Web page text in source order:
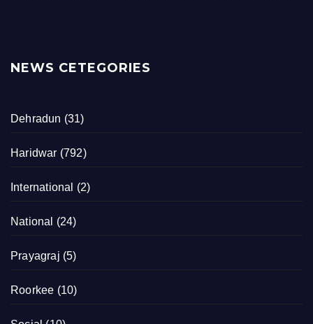
NEWS CETEGORIES
Dehradun (31)
Haridwar (792)
International (2)
National (24)
Prayagraj (5)
Roorkee (10)